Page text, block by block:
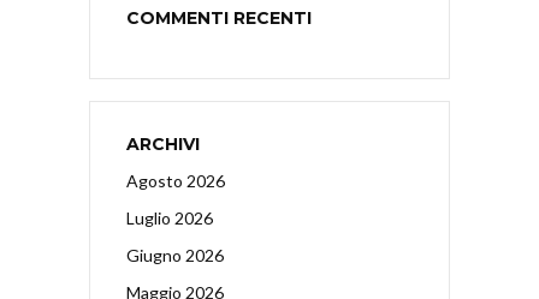
COMMENTI RECENTI
ARCHIVI
Agosto 2026
Luglio 2026
Giugno 2026
Maggio 2026